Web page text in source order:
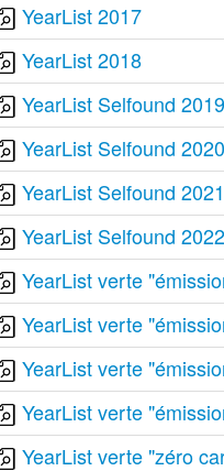
YearList 2017
YearList 2018
YearList Selfound 2019
YearList Selfound 2020
YearList Selfound 2021
YearList Selfound 2022
YearList verte
YearList verte
YearList verte
YearList verte
YearList verte "zéro